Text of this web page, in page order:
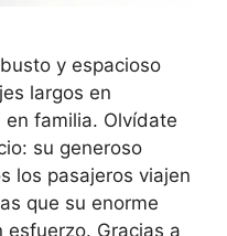
y espacioso
largos en
familia. Olvídate
su generoso
los pasajeros viajen
que su enorme
esfuerzo. Gracias a